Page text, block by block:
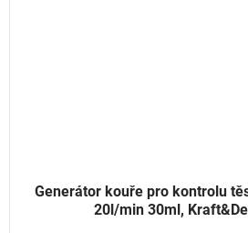
Generátor kouře pro kontrolu
20l/min 30ml,